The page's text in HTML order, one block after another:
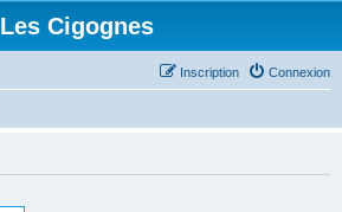
Les Cigognes
Connexion
Inscription